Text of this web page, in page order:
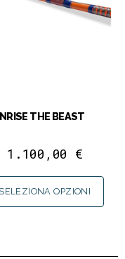
THE BEAST
1.100,00 €
SELEZIONA OPZIONI